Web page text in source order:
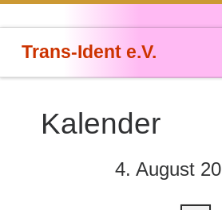
Trans-Ident e.V.
Kalender
4. August